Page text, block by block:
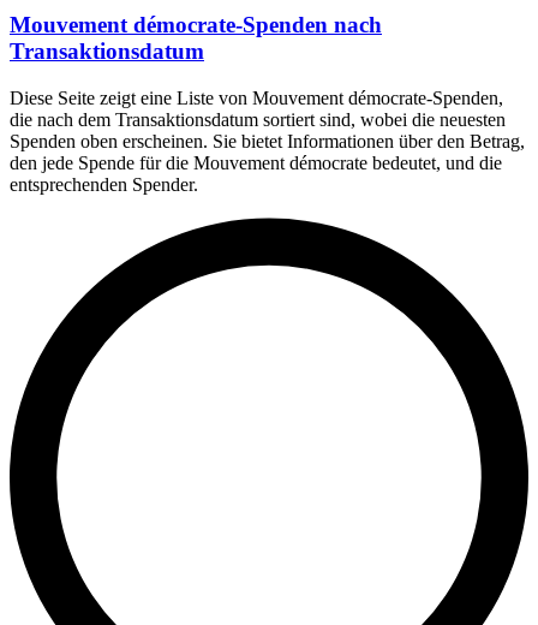
Mouvement démocrate-Spenden nach
Transaktionsdatum
Diese Seite zeigt eine Liste von Mouvement démocrate-Spenden,
die nach dem Transaktionsdatum sortiert sind, wobei die neuesten
Spenden oben erscheinen. Sie bietet Informationen über den Betrag,
den jede Spende für die Mouvement démocrate bedeutet, und die
entsprechenden Spender.